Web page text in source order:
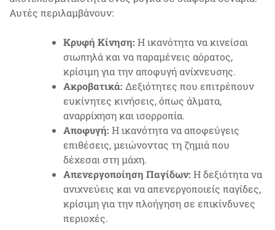
Αυτές περιλαμβάνουν:
Κρυφή Κίνηση: Η ικανότητα να κινείσαι
σιωπηλά και να παραμένεις αόρατος,
κρίσιμη για την αποφυγή ανίχνευσης.
Ακροβατικά: Δεξιότητες που επιτρέπουν
ευκίνητες κινήσεις, όπως άλματα,
αναρρίχηση και ισορροπία.
Αποφυγή: Η ικανότητα να αποφεύγεις
επιθέσεις, μειώνοντας τη ζημιά που
δέχεσαι στη μάχη.
Απενεργοποίηση Παγίδων: Η δεξιότητα να
ανιχνεύεις και να απενεργοποιείς παγίδες,
κρίσιμη για την πλοήγηση σε επικίνδυνες
περιοχές.